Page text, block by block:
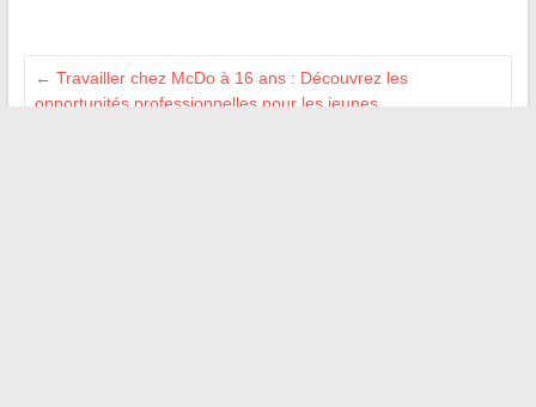
← Travailler chez McDo à 16 ans : Découvrez les
opportunités professionnelles pour les jeunes